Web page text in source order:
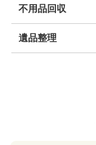
不用品回収
遺品整理